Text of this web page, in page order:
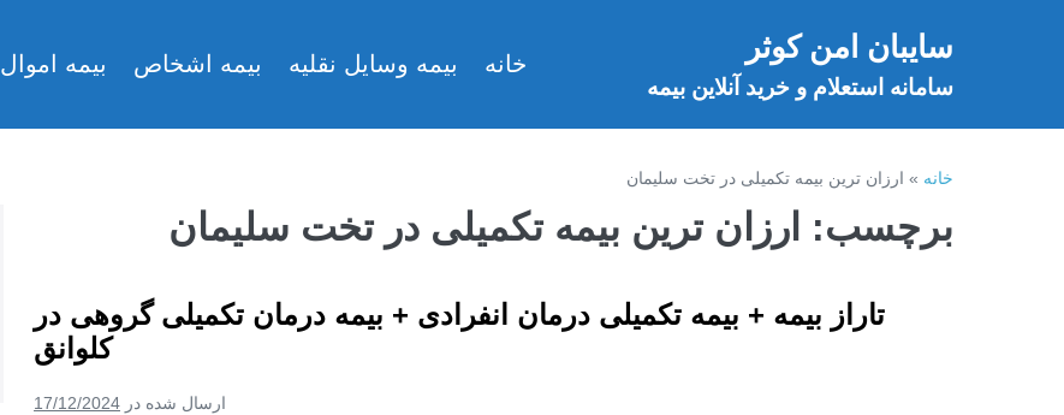
سایبان امن کوثر
سامانه استعلام و خرید آنلاین بیمه
خانه بیمه وسایل نقلیه بیمه اشخاص بیمه اموال
خانه » ارزان ترین بیمه تکمیلی در تخت سلیمان
برچسب: ارزان ترین بیمه تکمیلی در تخت سلیمان
تاراز بیمه + بیمه تکمیلی درمان انفرادی + بیمه درمان تکمیلی گروهی در
کلوانق
ارسال شده در 17/12/2024